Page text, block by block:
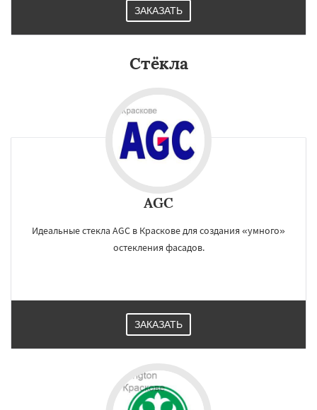
ЗАКАЗАТЬ
Стёкла
AGC
Идеальные стекла AGC в Краскове для создания «умного»
остекления фасадов.
ЗАКАЗАТЬ